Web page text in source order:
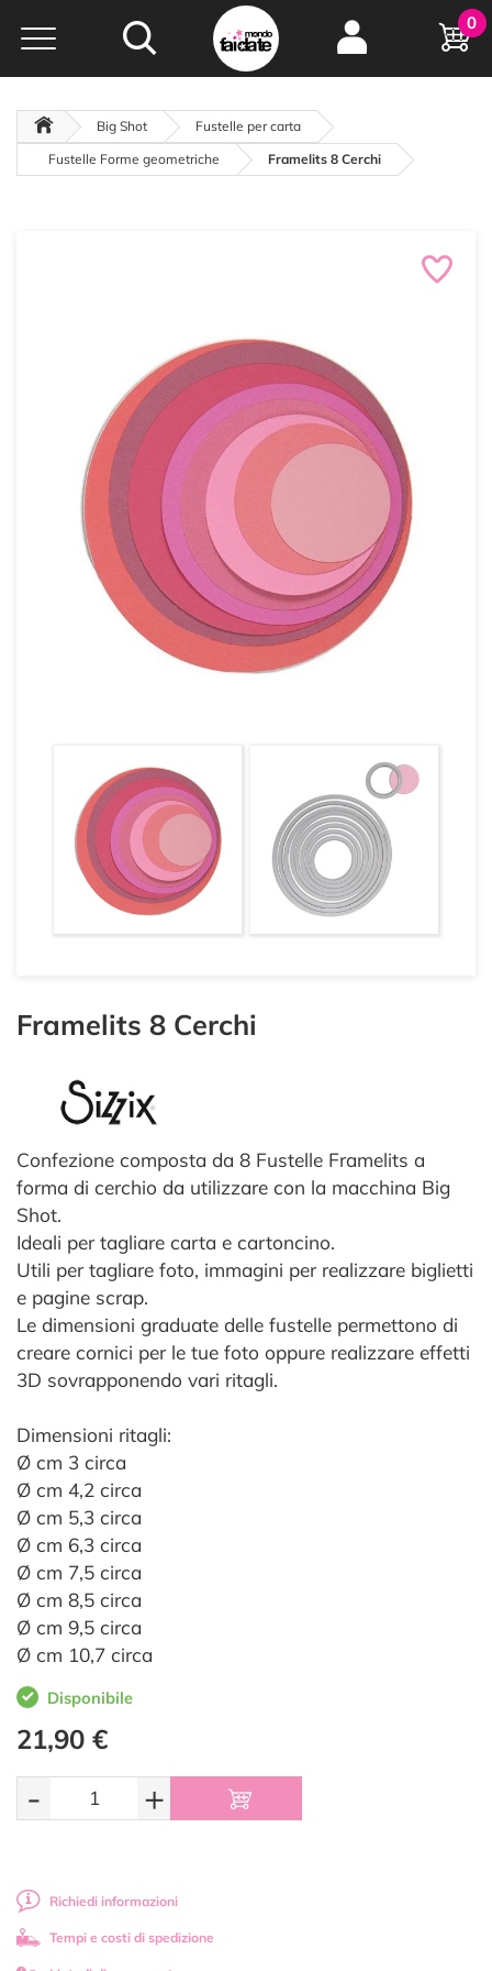
Hobby e
creatività...
oltre 15 anni online
0
Big Shot
Fustelle per carta
Fustelle Forme geometriche
Framelits 8 Cerchi
Framelits 8 Cerchi
Confezione composta da 8 Fustelle Framelits a
forma di cerchio da utilizzare con la macchina Big
Shot.
Ideali per tagliare carta e cartoncino.
Utili per tagliare foto, immagini per realizzare biglietti
e pagine scrap.
Le dimensioni graduate delle fustelle permettono di
creare cornici per le tue foto oppure realizzare effetti
3D sovrapponendo vari ritagli.
Dimensioni ritagli:
Ø cm 3 circa
Ø cm 4,2 circa
Ø cm 5,3 circa
Ø cm 6,3 circa
Ø cm 7,5 circa
Ø cm 8,5 circa
Ø cm 9,5 circa
Ø cm 10,7 circa
Disponibile
21,90 €
- +
Richiedi informazioni
Tempi e costi di spedizione